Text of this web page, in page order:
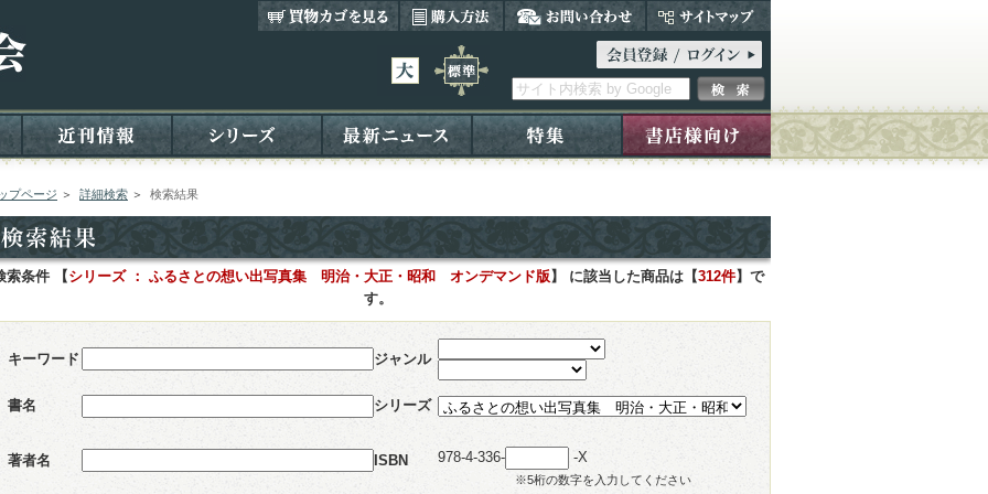
プページ ＞ 詳細検索 ＞ 検索結果
索条件 【シリーズ ： ふるさとの想い出写真集 明治・大正・昭和 オンデマンド版】 に該当した商品は【312件】で
す。
キーワード ジャンル
書名 シリーズ
著者名 ISBN 978-4-336- -X
※5桁の数字を入力してください